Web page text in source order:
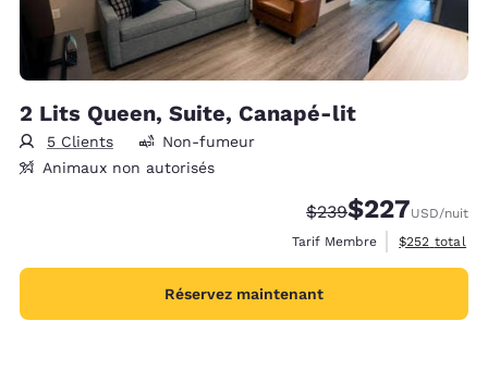
2 Lits Queen, Suite, Canapé-lit
5 Clients
Non-fumeur
Animaux non autorisés
Tarif barré :
$239Tarif réduit :
$227USD/nuit
Tarif Membre
Afficher les
$252 total
Réservez maintenant